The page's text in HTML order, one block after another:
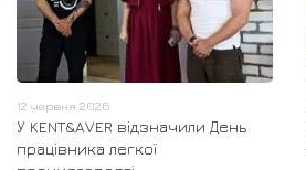
12 червня 2026
У KENT&AVER відзначили День
працівника легкої